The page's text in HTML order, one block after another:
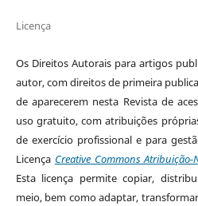
Licença
Os Direitos Autorais para artigos
autor, com direitos de primeira
de aparecerem nesta Revista de
uso gratuito, com atribuições
de exercício profissional e para
Licença Creative Commons
Esta licença permite copiar,
meio, bem como adaptar,